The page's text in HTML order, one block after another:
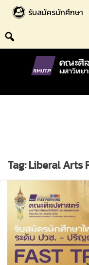
content
รับสมัครนักศึกษา
Tag:Liberal Arts